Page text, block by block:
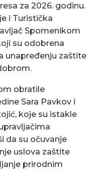
za 2026. godinu.
i Turistička
Spomenikom
su odobrena
unapređenju zaštite
obratile
Sara Pavkov i
koje su istakle
da su očuvanje
uslova zaštite
prirodnim